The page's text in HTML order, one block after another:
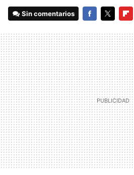
Sin comentarios